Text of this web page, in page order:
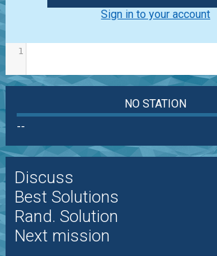
Sign in to your account
1
NO STATION
--
Discuss
Best Solutions
Rand. Solution
Next mission